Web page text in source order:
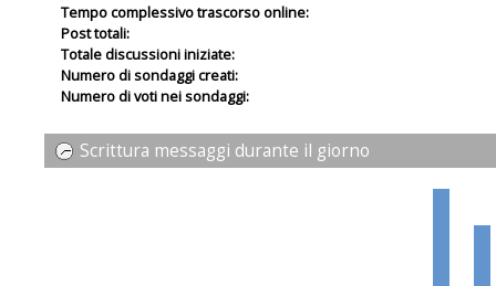
Tempo complessivo trascorso online:
Post totali:
Totale discussioni iniziate:
Numero di sondaggi creati:
Numero di voti nei sondaggi:
Scrittura messaggi durante il giorno